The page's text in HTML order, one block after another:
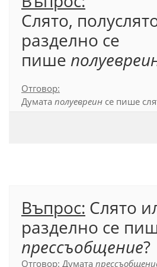
Слято,
разделно се
пише
Отговор:
Думата полуевреин се пише
(наречие) пояснява втората
Въпрос: Слято
разделно се
прессъобщение?
Отговор: Думата